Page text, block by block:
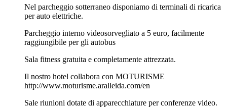
Nel parcheggio sotterraneo disponiamo di terminali di ricarica
per auto elettriche.
Parcheggio interno videosorvegliato a 5 euro, facilmente
raggiungibile per gli autobus
Sala fitness gratuita e completamente attrezzata.
Il nostro hotel collabora con MOTURISME
http://www.moturisme.aralleida.com/en
Sale riunioni dotate di apparecchiature per conferenze video.